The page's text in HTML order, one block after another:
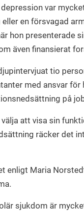
var
en försvagad
hon presenterade
även finansierat
tio
med ansvar
på
att visa sin
räcker det
enligt Maria
sjukdom är